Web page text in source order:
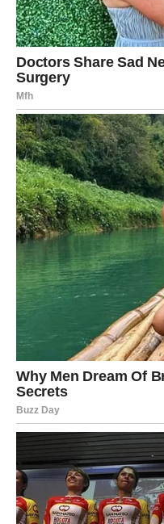
Sudbina vam
sigurnost
Mnoge Škorpije do kraja
dugo maštaju.
STRIJELAC
Nova energija donosi
mogućnosti i pozitivnih
Jedna prilika sada vam
pravac.
Sreća vam
najmanje
Na ljubavnom planu
trenuci.
JARAC